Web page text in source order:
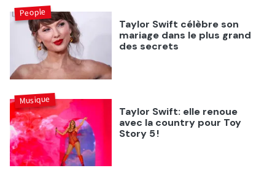
Taylor Swift célèbre son
mariage dans le plus grand
des secrets
People
Taylor Swift: elle renoue
avec la country pour Toy
Story 5 !
Musique